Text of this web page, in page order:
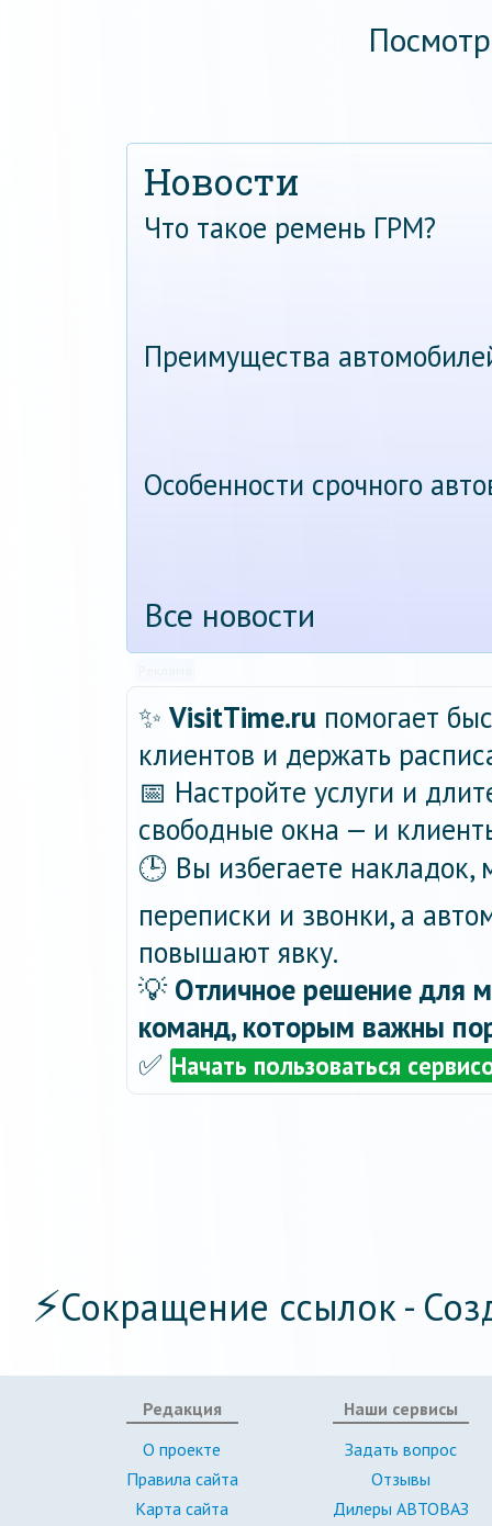
Новости
Что такое ремень ГРМ?
Преимущества
Особенности срочного
Все новости
✨ VisitTime.ru помогает
клиентов и держать
📅 Настройте услуги и
свободные окна — и
🕒 Вы избегаете
переписки и звонки, а
повышают явку.
💡 Отличное решение для
команд, которым важны
✅ Начать пользоваться
⚡Сокращение ссылок -
Редакция
О проекте
Правила сайта
Карта сайта
Наши сервисы
Задать вопрос
Отзывы
Дилеры АВТОВАЗ